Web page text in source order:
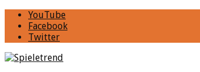
YouTube
Facebook
Twitter